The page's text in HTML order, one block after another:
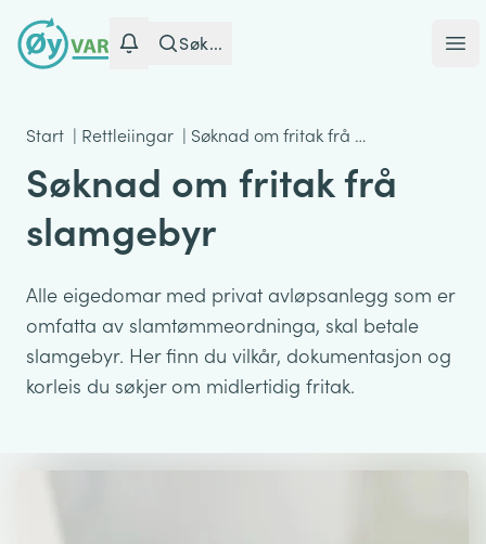
Søk...
Start | Rettleiingar | Søknad om fritak frå …
Søknad om fritak frå
slamgebyr
Alle eigedomar med privat avløpsanlegg som er
omfatta av slamtømmeordninga, skal betale
slamgebyr. Her finn du vilkår, dokumentasjon og
korleis du søkjer om midlertidig fritak.